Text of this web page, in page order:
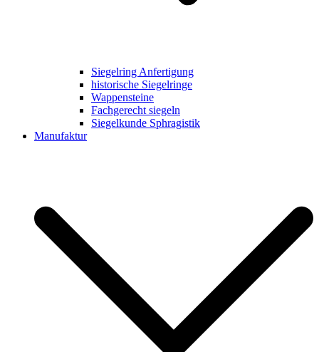
Siegelring Anfertigung
historische Siegelringe
Wappensteine
Fachgerecht siegeln
Siegelkunde Sphragistik
Manufaktur